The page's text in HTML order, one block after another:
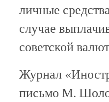
личные
случае
советской
Журнал
письмо М.